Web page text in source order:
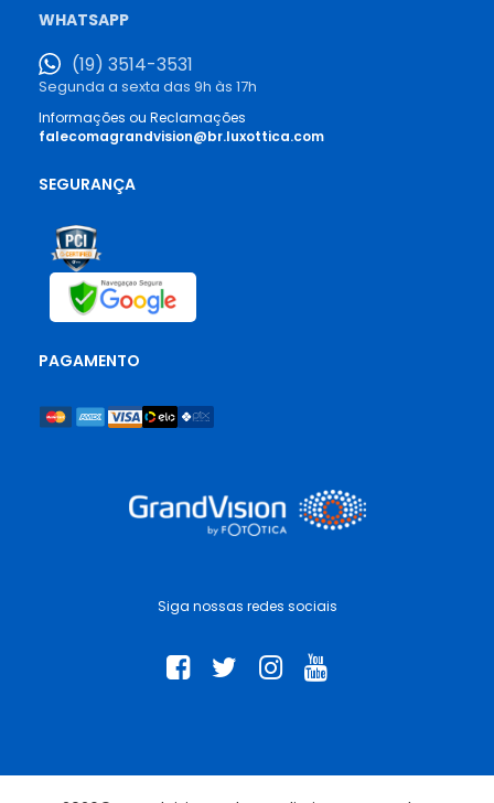
Siga nossas redes sociais
WHATSAPP
(19) 3514-3531
Segunda a sexta das 9h às 17h
Informações ou Reclamações
falecomagrandvision@br.luxottica.com
SEGURANÇA
PAGAMENTO